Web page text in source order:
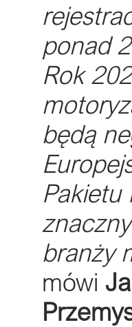
ponad
Rok
będą
Pakietu
branży
mówi